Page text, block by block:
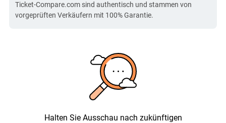
Ticket-Compare.com sind authentisch und stammen von
vorgeprüften Verkäufern mit 100% Garantie.
Halten Sie Ausschau nach zukünftigen